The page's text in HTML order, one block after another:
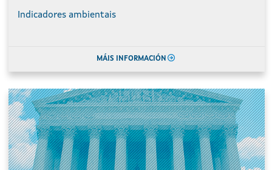
Indicadores ambientais
MÁIS INFORMACIÓN